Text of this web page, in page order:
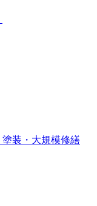
装・大規模修繕